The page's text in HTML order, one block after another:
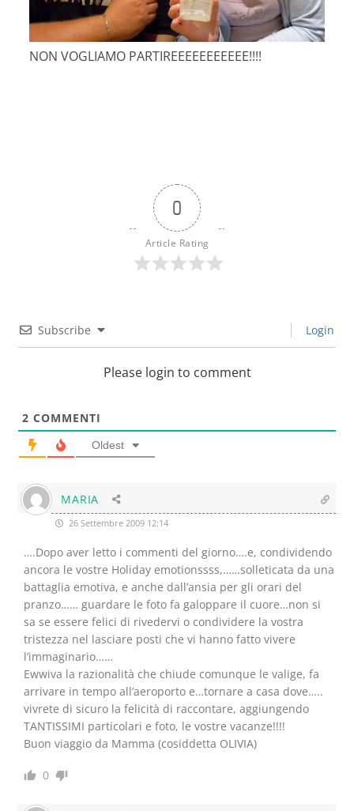
NON VOGLIAMO PARTIREEEEEEEEEEE!!!!
0
Article Rating
Subscribe Login
Please login to comment
2 COMMENTI
Oldest
MARIA
26 Settembre 2009 12:14
….Dopo aver letto i commenti del giorno….e, condividendo
ancora le vostre Holiday emotionssss,……solleticata da una
battaglia emotiva, e anche dall’ansia per gli orari del
pranzo…… guardare le foto fa galoppare il cuore…non si
sa se essere felici di rivedervi o condividere la vostra
tristezza nel lasciare posti che vi hanno fatto vivere
l’immaginario……
Ewwiva la razionalità che chiude comunque le valige, fa
arrivare in tempo all’aeroporto e…tornare a casa dove…..
vivrete di sicuro la felicità di raccontare, aggiungendo
TANTISSIMI particolari e foto, le vostre vacanze!!!!
Buon viaggio da Mamma (cosiddetta OLIVIA)
0